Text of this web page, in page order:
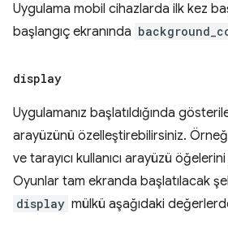
Uygulama mobil cihazlarda ilk kez
başlangıç ekranında
display
Uygulamanız başlatıldığında
arayüzünü özelleştirebilirsiniz.
ve tarayıcı kullanıcı arayüzü
Oyunlar tam ekranda başlatılacak
display mülkü aşağıdaki